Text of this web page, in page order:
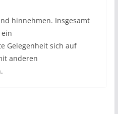
hinnehmen. Insgesamt
Gelegenheit sich auf
anderen